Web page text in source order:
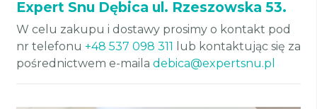
Expert Snu Dębica ul. Rzeszowska 53.
W celu zakupu i dostawy prosimy o kontakt pod
nr telefonu +48 537 098 311
lub kontaktując się za
pośrednictwem e-maila debica@expertsnu.pl